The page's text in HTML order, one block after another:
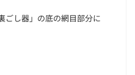
ごし器」の底の網目部分に